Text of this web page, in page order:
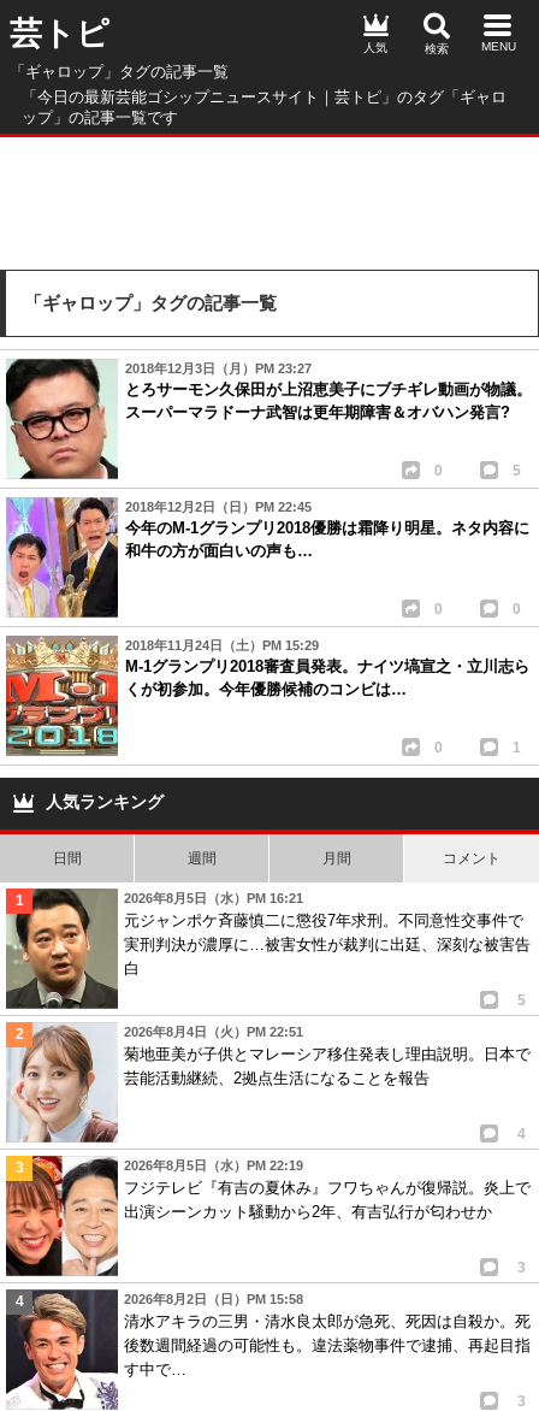
芸トピ
「ギャロップ」タグの記事一覧
「今日の最新芸能ゴシップニュースサイト｜芸トピ」のタグ「ギャロ
ップ」の記事一覧です
人気
「ギャロップ」タグの記事一覧
2018年12月3日（月）PM 23:27
とろサーモン久保田が上沼恵美子にブチギレ動画が物議。
スーパーマラドーナ武智は更年期障害＆オバハン発言?
0 5
2018年12月2日（日）PM 22:45
今年のM-1グランプリ2018優勝は霜降り明星。ネタ内容に
和牛の方が面白いの声も…
0 0
2018年11月24日（土）PM 15:29
M-1グランプリ2018審査員発表。ナイツ塙宣之・立川志ら
くが初参加。今年優勝候補のコンビは…
0 1
人気ランキング
日間 週間 月間 コメント
2026年8月5日（水）PM 16:21
元ジャンポケ斉藤慎二に懲役7年求刑。不同意性交事件で
実刑判決が濃厚に…被害女性が裁判に出廷、深刻な被害告
白
5
2026年8月4日（火）PM 22:51
菊地亜美が子供とマレーシア移住発表し理由説明。日本で
芸能活動継続、2拠点生活になることを報告
4
2026年8月5日（水）PM 22:19
フジテレビ『有吉の夏休み』フワちゃんが復帰説。炎上で
出演シーンカット騒動から2年、有吉弘行が匂わせか
3
2026年8月2日（日）PM 15:58
清水アキラの三男・清水良太郎が急死、死因は自殺か。死
後数週間経過の可能性も。違法薬物事件で逮捕、再起目指
す中で…
3